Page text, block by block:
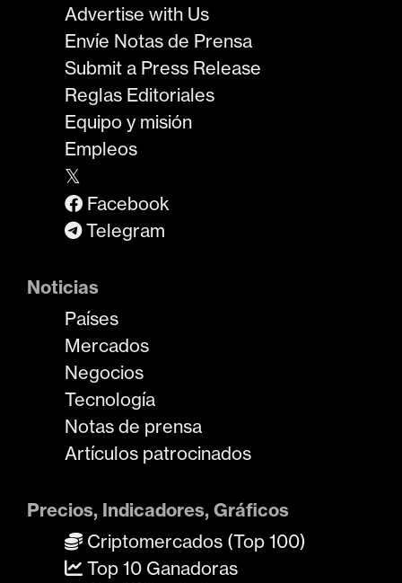
Advertise with Us
Envíe Notas de Prensa
Submit a Press Release
Reglas Editoriales
Equipo y misión
Empleos
𝕏
Facebook
Telegram
Noticias
Países
Mercados
Negocios
Tecnología
Notas de prensa
Artículos patrocinados
Precios, Indicadores, Gráficos
Criptomercados (Top 100)
Top 10 Ganadoras